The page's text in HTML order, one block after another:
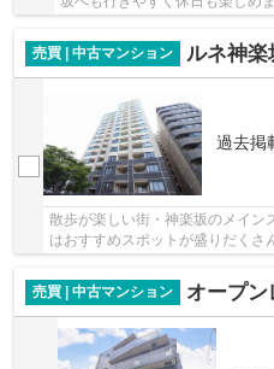
売買 | 中古マンション ルネ神楽
過去掲
散歩が楽しい街・神楽坂のメイン
はおすすめスポットが盛りだくさ
売買 | 中古マンション
オープンレジ